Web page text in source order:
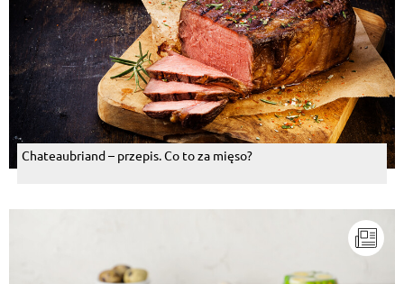
Chateaubriand – przepis. Co to za mięso?